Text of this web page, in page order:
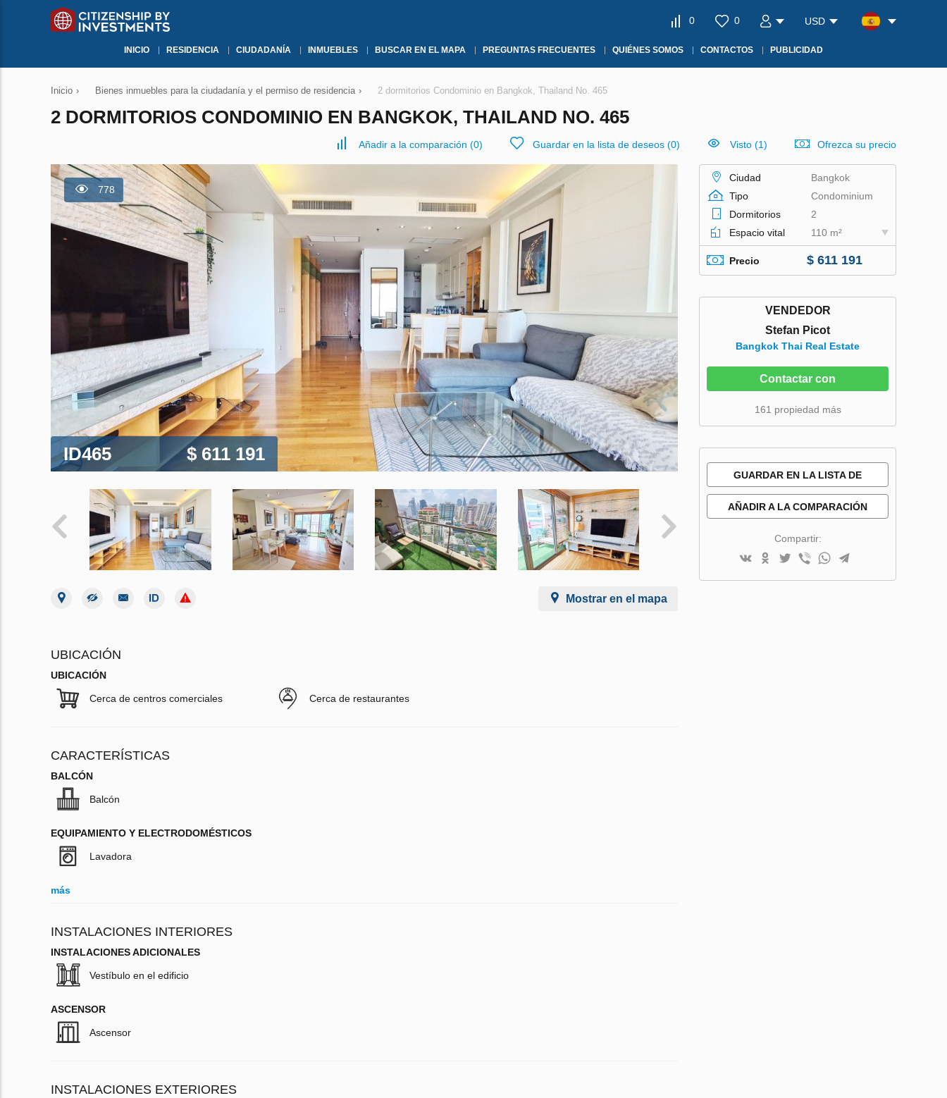
0 0 USD
INICIO RESIDENCIA CIUDADANÍA INMUEBLES BUSCAR EN EL MAPA PREGUNTAS FRECUENTES QUIÉNES SOMOS CONTACTOS PUBLICIDAD
Inicio › Bienes inmuebles para la ciudadanía y el permiso de residencia › 2 dormitorios Condominio en Bangkok, Thailand No. 465
2 DORMITORIOS CONDOMINIO EN BANGKOK, THAILAND NO. 465
Añadir a la comparación (0) Guardar en la lista de deseos (0) Visto (1) Ofrezca su precio
778
ID465 $ 611 191
Mostrar en el mapa
UBICACIÓN
UBICACIÓN
Cerca de centros comerciales Cerca de restaurantes
CARACTERÍSTICAS
BALCÓN
Balcón
EQUIPAMIENTO Y ELECTRODOMÉSTICOS
Lavadora
más
INSTALACIONES INTERIORES
INSTALACIONES ADICIONALES
Vestíbulo en el edificio
ASCENSOR
Ascensor
INSTALACIONES EXTERIORES
Ciudad
Bangkok
Tipo
Condominium
Dormitorios
2
Espacio vital
110 m²
Precio $ 611 191
VENDEDOR
Stefan Picot
Bangkok Thai Real Estate
Contactar con
161 propiedad más
GUARDAR EN LA LISTA DE
AÑADIR A LA COMPARACIÓN
Compartir: